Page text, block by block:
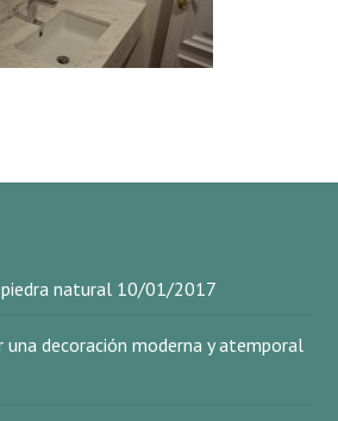
natural 10/01/2017
una decoración moderna y atemporal